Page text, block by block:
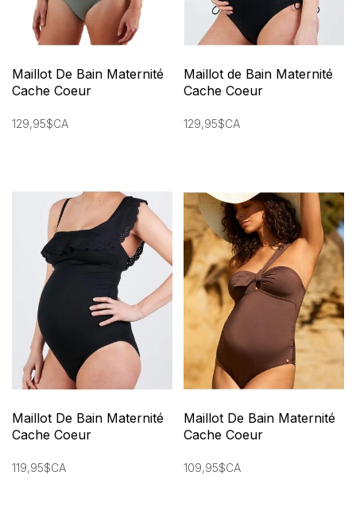
Maillot De Bain Maternité
Cache Coeur
129,95$CA
Maillot de Bain Maternité
Cache Coeur
129,95$CA
Maillot De Bain Maternité
Cache Coeur
119,95$CA
Maillot De Bain Maternité
Cache Coeur
109,95$CA